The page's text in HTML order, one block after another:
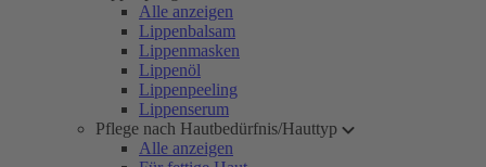
Alle anzeigen
Lippenbalsam
Lippenmasken
Lippenöl
Lippenpeeling
Lippenserum
Pflege nach Hautbedürfnis/Hauttyp
Alle anzeigen